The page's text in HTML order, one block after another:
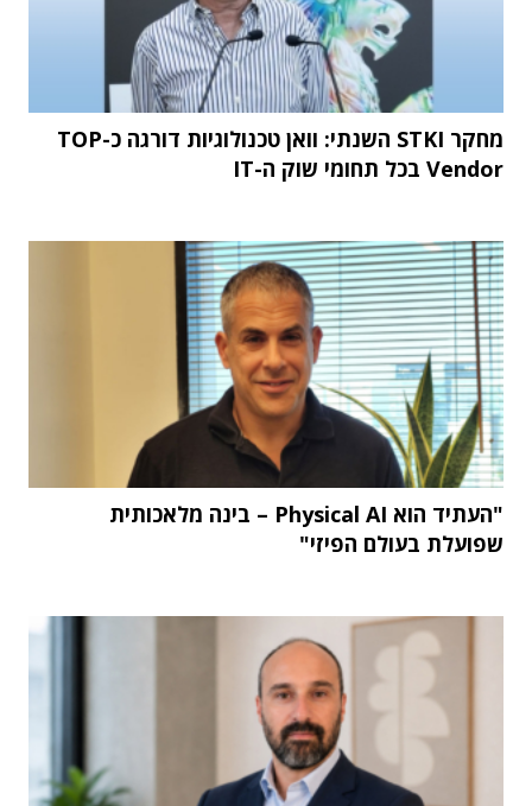
מחקר STKI השנתי: וואן טכנולוגיות דורגה כ-TOP
Vendor בכל תחומי שוק ה-IT
"העתיד הוא Physical AI – בינה מלאכותית
שפועלת בעולם הפיזי"